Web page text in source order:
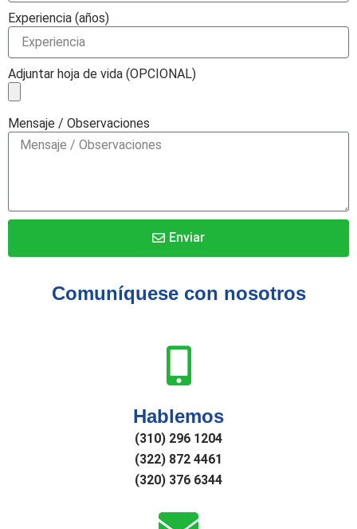
Experiencia (años)
Adjuntar hoja de vida (OPCIONAL)
Mensaje / Observaciones
Enviar
Comuníquese con nosotros
Hablemos
(310) 296 1204
(322) 872 4461
(320) 376 6344